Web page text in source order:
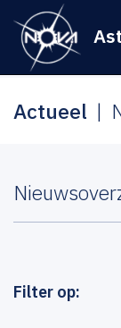
Actueel
Filter op: